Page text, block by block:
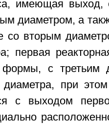
имеющая
диаметром, а
со вторым
первая
формы, с третьим
при
с выходом